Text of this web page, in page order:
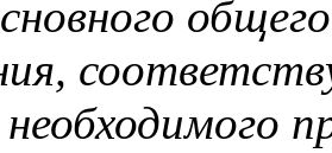
необходимого